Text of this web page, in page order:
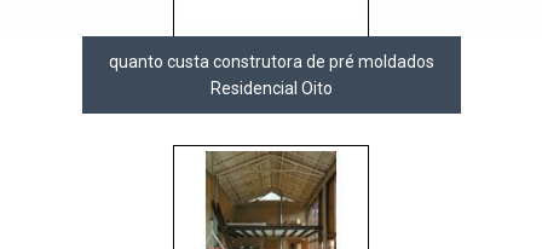
quanto custa construtora de pré moldados
Residencial Oito